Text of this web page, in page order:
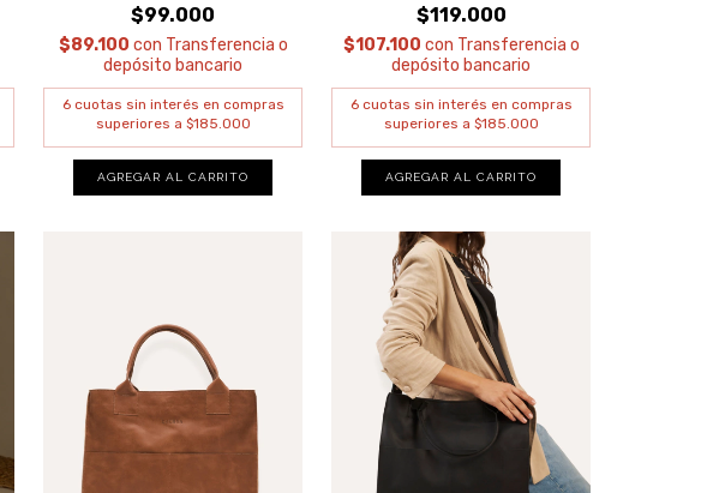
$99.000
$89.100 con Transferencia o
depósito bancario
$119.000
$107.100 con Transferencia o
depósito bancario